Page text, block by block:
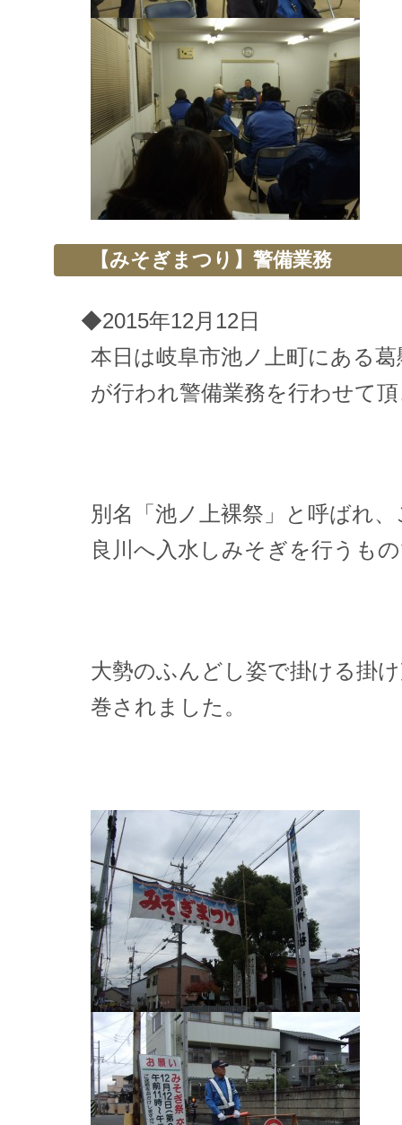
【みそぎまつり】警備業務
◆2015年12月12日
本日は岐阜市池ノ上町にある
が行われ警備業務を行わせて
別名「池ノ上裸祭」と呼ばれ
良川へ入水しみそぎを行うも
大勢のふんどし姿で掛ける掛
巻されました。